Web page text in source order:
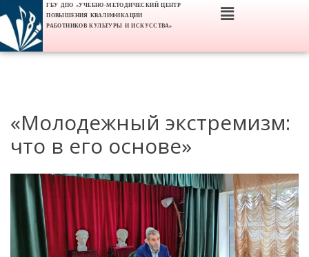
ГБУ ДПО «УЧЕБНО-МЕТОДИЧЕСКИЙ ЦЕНТР
ПОВЫШЕНИЯ КВАЛИФИКАЦИИ
РАБОТНИКОВ КУЛЬТУРЫ И ИСКУССТВА»
«Молодежный экстремизм:
что в его основе»